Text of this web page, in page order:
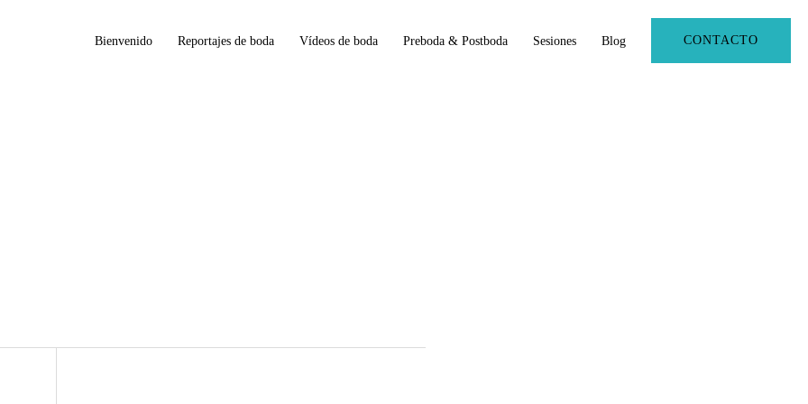
Bienvenido Reportajes de boda Vídeos de boda Preboda & Postboda Sesiones Blog CONTACTO